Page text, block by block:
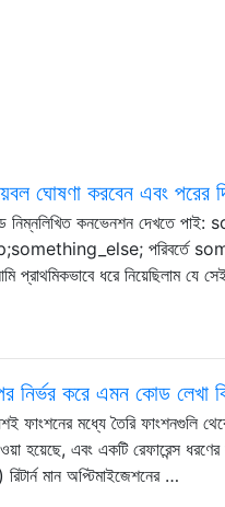
ঘোষণা করবেন এবং পরের
নিম্নলিখিত কনভেনশন
পরিবর্তে
ধরে নিয়েছিলাম যে সেই
নির্ভর করে এমন কোড লেখা
ফাংশনের মধ্যে তৈরি ফাংশনগুলি
হয়েছে, এবং একটি রেফারেন্স
মান অপ্টিমাইজেশনের …